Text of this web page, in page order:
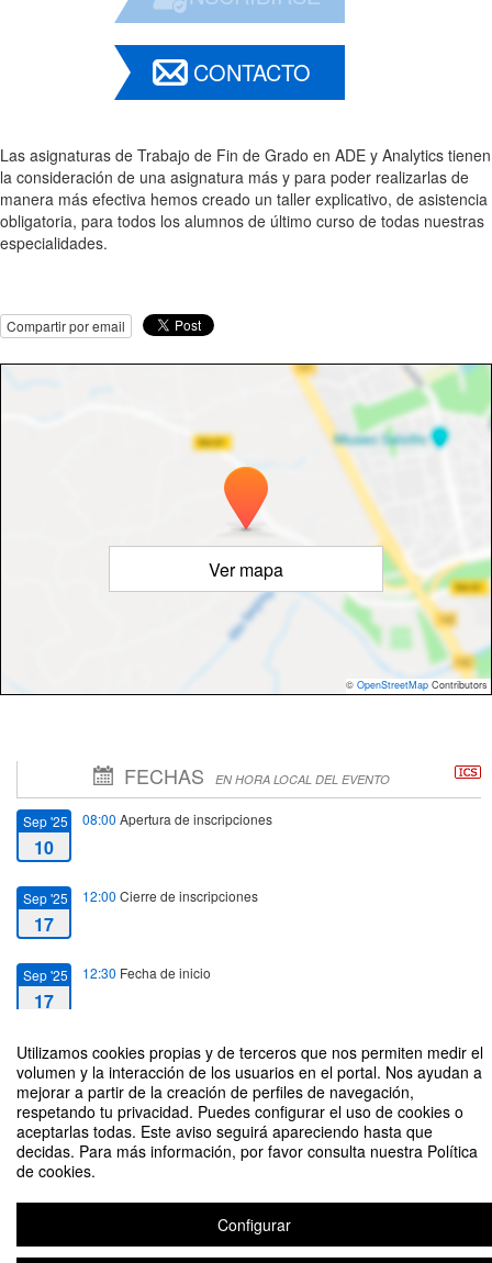
Utilizamos cookies propias y de terceros que nos permiten medir el
volumen y la interacción de los usuarios en el portal. Nos ayudan a
mejorar a partir de la creación de perfiles de navegación,
respetando tu privacidad. Puedes configurar el uso de cookies o
aceptarlas todas. Este aviso seguirá apareciendo hasta que
decidas. Para más información, por favor consulta nuestra Política
de cookies.
Configurar
CONTACTO
Las asignaturas de Trabajo de Fin de Grado en ADE y Analytics tienen
la consideración de una asignatura más y para poder realizarlas de
manera más efectiva hemos creado un taller explicativo, de asistencia
obligatoria, para todos los alumnos de último curso de todas nuestras
especialidades.
Compartir por email
Ver mapa
© OpenStreetMap Contributors
FECHAS EN HORA LOCAL DEL EVENTO
Sep '25
10
08:00 Apertura de inscripciones
Sep '25
17
12:00 Cierre de inscripciones
Sep '25
17
12:30 Fecha de inicio
Sep '25
17
14:30Fecha de fin
TALLER METODOLÓGICO TFG ADE Y TFG ANALYTICS_17 de
septiembre a las 12:30 Aula O-206